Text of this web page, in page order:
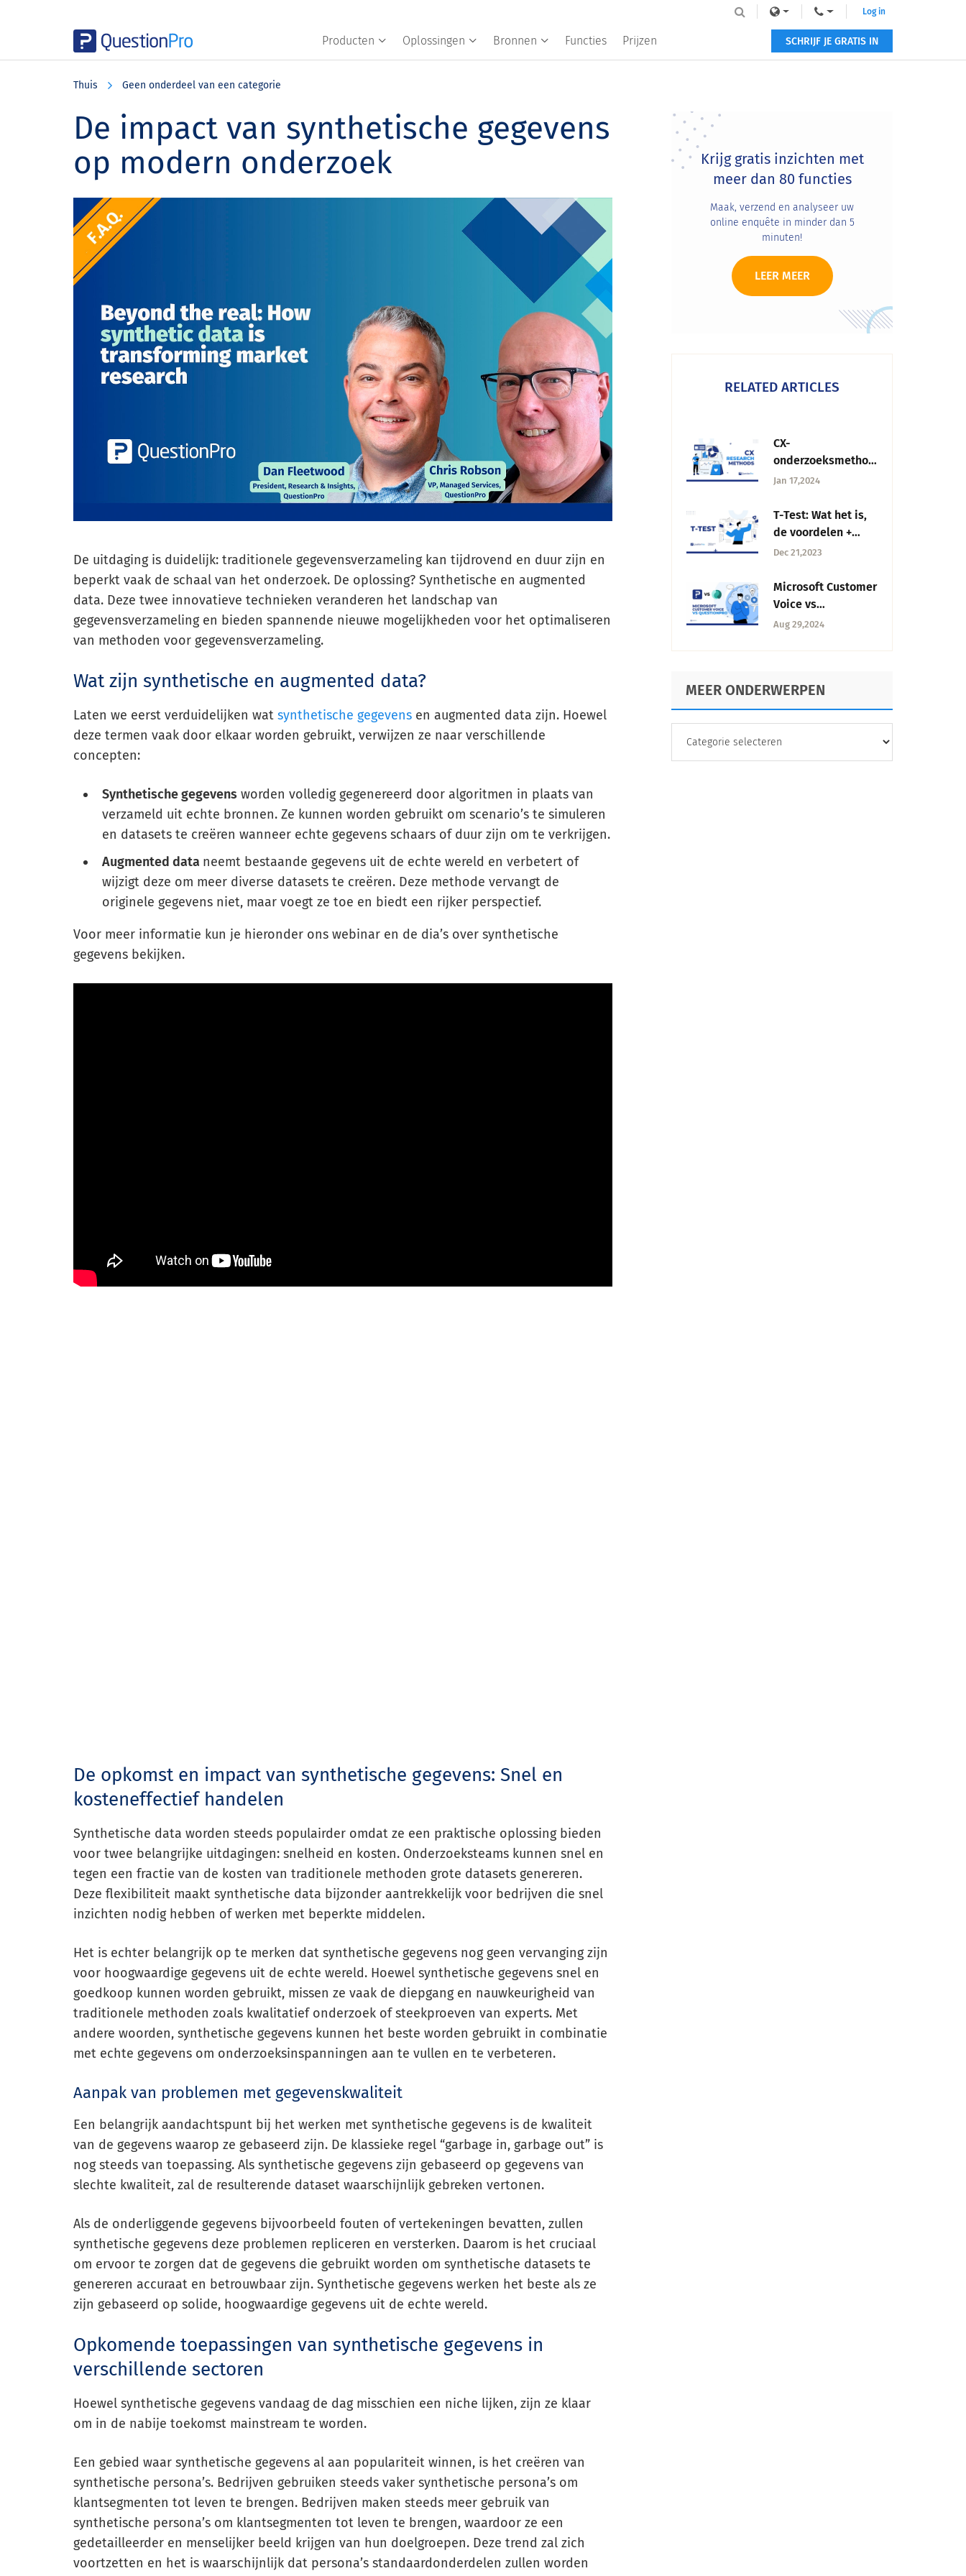
Producten Oplossingen Bronnen Functies Prijzen
Log in
SCHRIJF JE GRATIS IN
Thuis Geen onderdeel van een categorie
De impact van synthetische gegevens
op modern onderzoek
De uitdaging is duidelijk: traditionele gegevensverzameling kan tijdrovend en duur zijn en
beperkt vaak de schaal van het onderzoek. De oplossing? Synthetische en augmented
data. Deze twee innovatieve technieken veranderen het landschap van
gegevensverzameling en bieden spannende nieuwe mogelijkheden voor het optimaliseren
van methoden voor gegevensverzameling.
Wat zijn synthetische en augmented data?
Laten we eerst verduidelijken wat synthetische gegevens en augmented data zijn. Hoewel
deze termen vaak door elkaar worden gebruikt, verwijzen ze naar verschillende
concepten:
Synthetische gegevens worden volledig gegenereerd door algoritmen in plaats van
verzameld uit echte bronnen. Ze kunnen worden gebruikt om scenario’s te simuleren
en datasets te creëren wanneer echte gegevens schaars of duur zijn om te verkrijgen.
Augmented data neemt bestaande gegevens uit de echte wereld en verbetert of
wijzigt deze om meer diverse datasets te creëren. Deze methode vervangt de
originele gegevens niet, maar voegt ze toe en biedt een rijker perspectief.
Voor meer informatie kun je hieronder ons webinar en de dia’s over synthetische
gegevens bekijken.
De opkomst en impact van synthetische gegevens: Snel en
kosteneffectief handelen
Synthetische data worden steeds populairder omdat ze een praktische oplossing bieden
voor twee belangrijke uitdagingen: snelheid en kosten. Onderzoeksteams kunnen snel en
tegen een fractie van de kosten van traditionele methoden grote datasets genereren.
Deze flexibiliteit maakt synthetische data bijzonder aantrekkelijk voor bedrijven die snel
inzichten nodig hebben of werken met beperkte middelen.
Het is echter belangrijk op te merken dat synthetische gegevens nog geen vervanging zijn
voor hoogwaardige gegevens uit de echte wereld. Hoewel synthetische gegevens snel en
goedkoop kunnen worden gebruikt, missen ze vaak de diepgang en nauwkeurigheid van
traditionele methoden zoals kwalitatief onderzoek of steekproeven van experts. Met
andere woorden, synthetische gegevens kunnen het beste worden gebruikt in combinatie
met echte gegevens om onderzoeksinspanningen aan te vullen en te verbeteren.
Aanpak van problemen met gegevenskwaliteit
Een belangrijk aandachtspunt bij het werken met synthetische gegevens is de kwaliteit
van de gegevens waarop ze gebaseerd zijn. De klassieke regel “garbage in, garbage out” is
nog steeds van toepassing. Als synthetische gegevens zijn gebaseerd op gegevens van
slechte kwaliteit, zal de resulterende dataset waarschijnlijk gebreken vertonen.
Als de onderliggende gegevens bijvoorbeeld fouten of vertekeningen bevatten, zullen
synthetische gegevens deze problemen repliceren en versterken. Daarom is het cruciaal
om ervoor te zorgen dat de gegevens die gebruikt worden om synthetische datasets te
genereren accuraat en betrouwbaar zijn. Synthetische gegevens werken het beste als ze
zijn gebaseerd op solide, hoogwaardige gegevens uit de echte wereld.
Opkomende toepassingen van synthetische gegevens in
verschillende sectoren
Hoewel synthetische gegevens vandaag de dag misschien een niche lijken, zijn ze klaar
om in de nabije toekomst mainstream te worden.
Een gebied waar synthetische gegevens al aan populariteit winnen, is het creëren van
synthetische persona’s. Bedrijven gebruiken steeds vaker synthetische persona’s om
klantsegmenten tot leven te brengen. Bedrijven maken steeds meer gebruik van
synthetische persona’s om klantsegmenten tot leven te brengen, waardoor ze een
gedetailleerder en menselijker beeld krijgen van hun doelgroepen. Deze trend zal zich
voortzetten en het is waarschijnlijk dat persona’s standaardonderdelen zullen worden
Primary
Sidebar
Krijg gratis inzichten met
meer dan 80 functies
Maak, verzend en analyseer uw
online enquête in minder dan 5
minuten!
LEER MEER
RELATED ARTICLES
CX-
onderzoeksmethod
en: Leer hoe u de
Jan 17,2024
T-Test: Wat het is,
de voordelen +
stappen om het uit
Dec 21,2023
Microsoft Customer
Voice vs
QuestionPro: De
Aug 29,2024
MEER ONDERWERPEN
ONDERWERPEN